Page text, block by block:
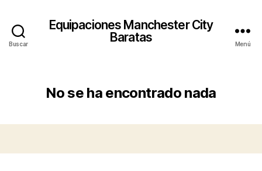
Buscar
Equipaciones Manchester City
Baratas
Menú
No se ha encontrado nada